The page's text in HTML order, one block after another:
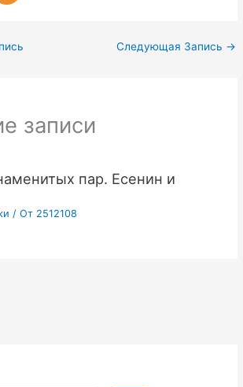
Следующая Запись →
записи
пар. Есенин и
/ От 2512108